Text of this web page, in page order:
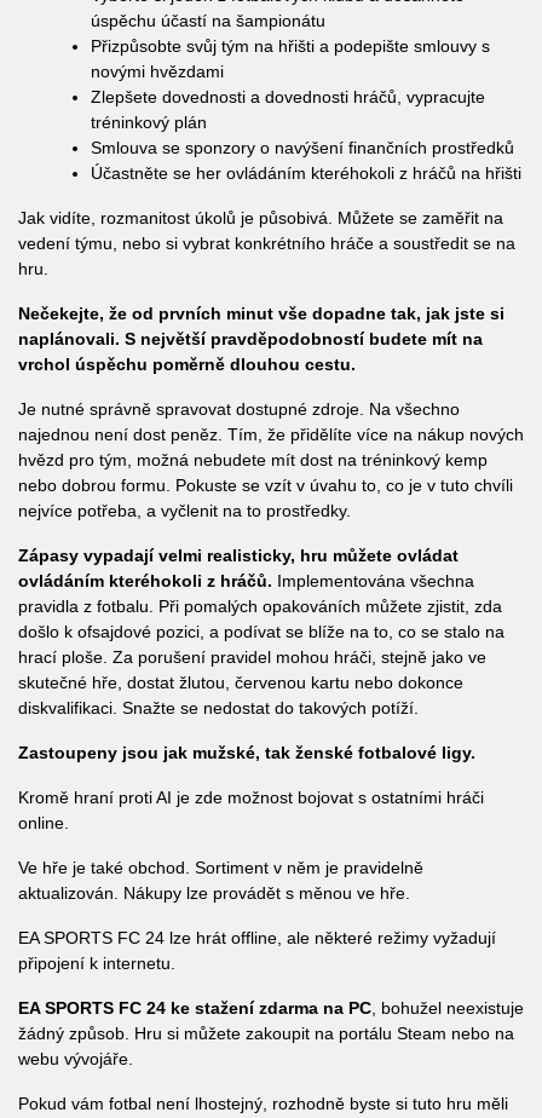
úspěchu účastí na šampionátu
Přizpůsobte svůj tým na hřišti a podepište smlouvy s
novými hvězdami
Zlepšete dovednosti a dovednosti hráčů, vypracujte
tréninkový plán
Smlouva se sponzory o navýšení finančních prostředků
Účastněte se her ovládáním kteréhokoli z hráčů na hřišti
Jak vidíte, rozmanitost úkolů je působivá. Můžete se zaměřit na
vedení týmu, nebo si vybrat konkrétního hráče a soustředit se na
hru.
Nečekejte, že od prvních minut vše dopadne tak, jak jste si
naplánovali. S největší pravděpodobností budete mít na
vrchol úspěchu poměrně dlouhou cestu.
Je nutné správně spravovat dostupné zdroje. Na všechno
najednou není dost peněz. Tím, že přidělíte více na nákup nových
hvězd pro tým, možná nebudete mít dost na tréninkový kemp
nebo dobrou formu. Pokuste se vzít v úvahu to, co je v tuto chvíli
nejvíce potřeba, a vyčlenit na to prostředky.
Zápasy vypadají velmi realisticky, hru můžete ovládat
ovládáním kteréhokoli z hráčů. Implementována všechna
pravidla z fotbalu. Při pomalých opakováních můžete zjistit, zda
došlo k ofsajdové pozici, a podívat se blíže na to, co se stalo na
hrací ploše. Za porušení pravidel mohou hráči, stejně jako ve
skutečné hře, dostat žlutou, červenou kartu nebo dokonce
diskvalifikaci. Snažte se nedostat do takových potíží.
Zastoupeny jsou jak mužské, tak ženské fotbalové ligy.
Kromě hraní proti AI je zde možnost bojovat s ostatními hráči
online.
Ve hře je také obchod. Sortiment v něm je pravidelně
aktualizován. Nákupy lze provádět s měnou ve hře.
EA SPORTS FC 24 lze hrát offline, ale některé režimy vyžadují
připojení k internetu.
EA SPORTS FC 24 ke stažení zdarma na PC , bohužel neexistuje
žádný způsob. Hru si můžete zakoupit na portálu Steam nebo na
webu vývojáře.
Pokud vám fotbal není lhostejný, rozhodně byste si tuto hru měli